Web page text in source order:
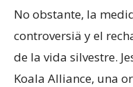
No obstante, la
controversiä y el
de la vida silvestre.
Koala Alliance, una